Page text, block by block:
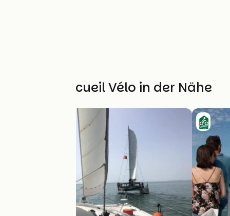
Weitere Accueil Vélo in der Nähe